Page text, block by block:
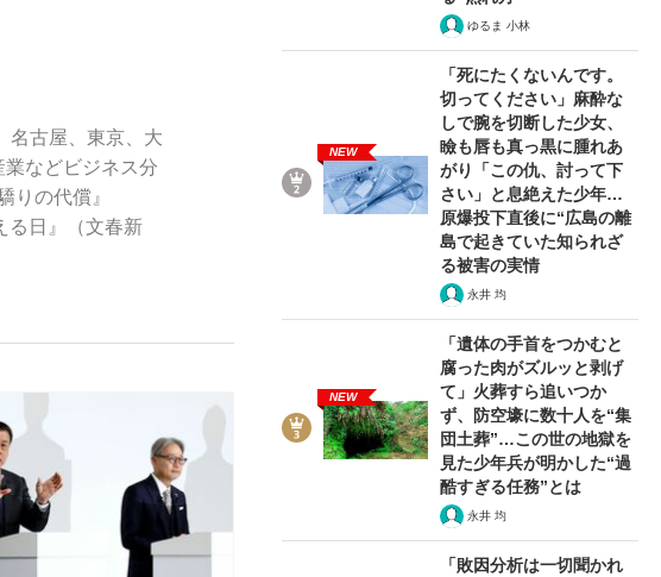
気のまま解散」WBC日本代表“敗戦”の真実 選手が明かす...
扱いされているのが悲しい」『北の国から』倉本聰氏（91...
いまさら聞けない資産運用のすべて
名古屋、東京、大
などビジネス分
りの代償』
る日』（文春新
ゆるま 小林
NEW
「死にたくないんです。
切ってください」麻酔な
しで腕を切断した少女、
瞼も唇も真っ黒に腫れあ
がり「この仇、討って下
さい」と息絶えた少年…
原爆投下直後に“広島の離
島で起きていた知られざ
る被害の実情
永井 均
NEW
「遺体の手首をつかむと
腐った肉がズルッと剥げ
て」火葬すら追いつか
ず、防空壕に数十人を“集
団土葬”…この世の地獄を
見た少年兵が明かした“過
酷すぎる任務”とは
永井 均
「敗因分析は一切聞かれ